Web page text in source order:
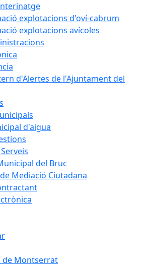
explotacions d'oví-cabrum
explotacions avícoles
d'Alertes de l'Ajuntament del
d'aigua
del Bruc
Mediació Ciutadana
de Montserrat